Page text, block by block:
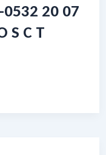
20 07
S C T